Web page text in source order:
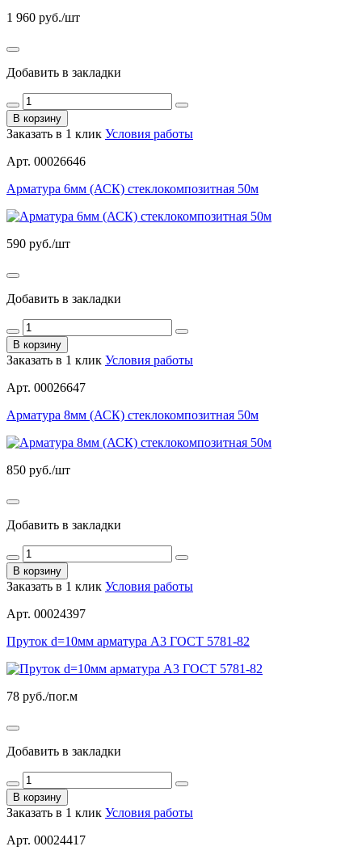
1 960 руб./шт
Добавить в закладки
В корзину
Заказать в 1 клик Условия работы
Арт. 00026646
Арматура 6мм (АСК) стеклокомпозитная 50м
590 руб./шт
Добавить в закладки
В корзину
Заказать в 1 клик Условия работы
Арт. 00026647
Арматура 8мм (АСК) стеклокомпозитная 50м
850 руб./шт
Добавить в закладки
В корзину
Заказать в 1 клик Условия работы
Арт. 00024397
Пруток d=10мм арматура А3 ГОСТ 5781-82
78 руб./пог.м
Добавить в закладки
В корзину
Заказать в 1 клик Условия работы
Арт. 00024417